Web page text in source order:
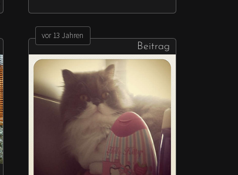
vor 13 Jahren
Beitrag